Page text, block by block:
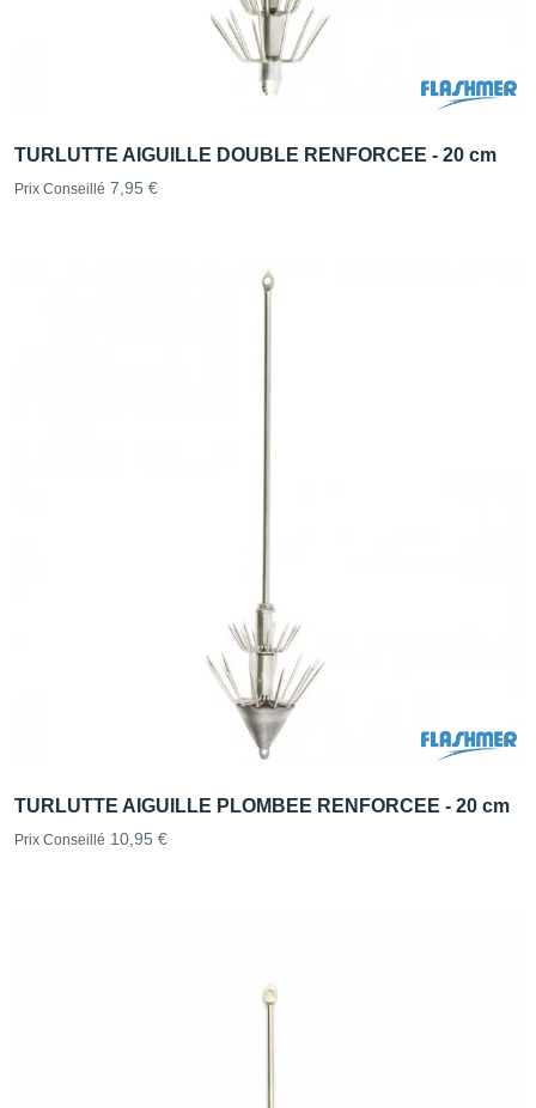
TURLUTTE AIGUILLE DOUBLE RENFORCEE - 20 cm
Prix Conseillé 7,95 €
TURLUTTE AIGUILLE PLOMBEE RENFORCEE - 20 cm
Prix Conseillé 10,95 €